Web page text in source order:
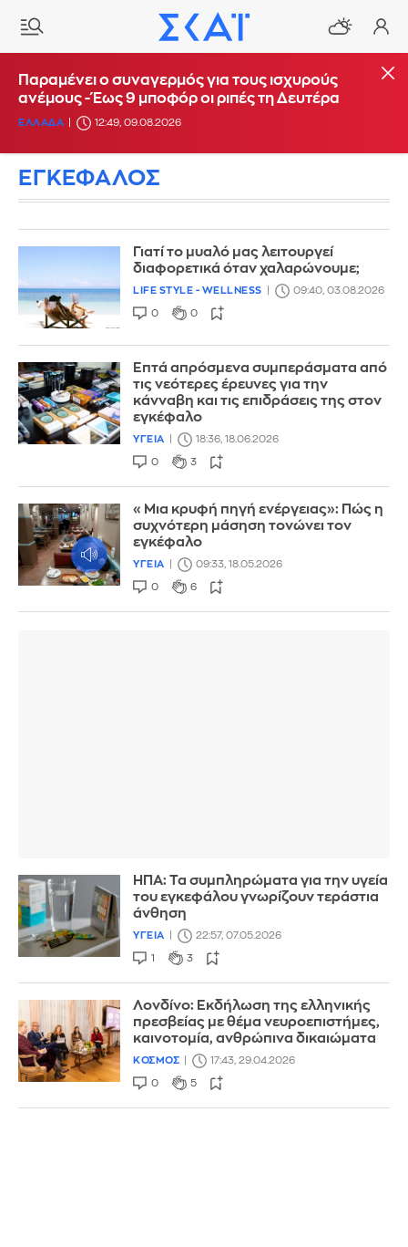
Παραμένει ο συναγερμός για τους ισχυρούς
ανέμους - Έως 9 μποφόρ οι ριπές τη Δευτέρα
ΕΛΛΑΔΑ 12:49, 09.08.2026
ΕΓΚΕΦΑΛΟΣ
Γιατί το μυαλό μας λειτουργεί
διαφορετικά όταν χαλαρώνουμε;
LIFE STYLE - WELLNESS 09:40, 03.08.2026
0 0
Επτά απρόσμενα συμπεράσματα από
τις νεότερες έρευνες για την
κάνναβη και τις επιδράσεις της στον
εγκέφαλο
ΥΓΕΙΑ 18:36, 18.06.2026
0 3
«Μια κρυφή πηγή ενέργειας»: Πώς η
συχνότερη μάσηση τονώνει τον
εγκέφαλo
ΥΓΕΙΑ 09:33, 18.05.2026
0 6
ΗΠΑ: Τα συμπληρώματα για την υγεία
του εγκεφάλου γνωρίζουν τεράστια
άνθηση
ΥΓΕΙΑ 22:57, 07.05.2026
1 3
Λονδίνο: Εκδήλωση της ελληνικής
πρεσβείας με θέμα νευροεπιστήμες,
καινοτομία, ανθρώπινα δικαιώματα
ΚΟΣΜΟΣ 17:43, 29.04.2026
0 5